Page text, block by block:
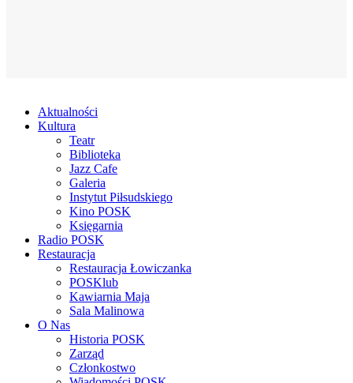
Aktualności
Kultura
Teatr
Biblioteka
Jazz Cafe
Galeria
Instytut Piłsudskiego
Kino POSK
Księgarnia
Radio POSK
Restauracja
Restauracja Łowiczanka
POSKlub
Kawiarnia Maja
Sala Malinowa
O Nas
Historia POSK
Zarząd
Członkostwo